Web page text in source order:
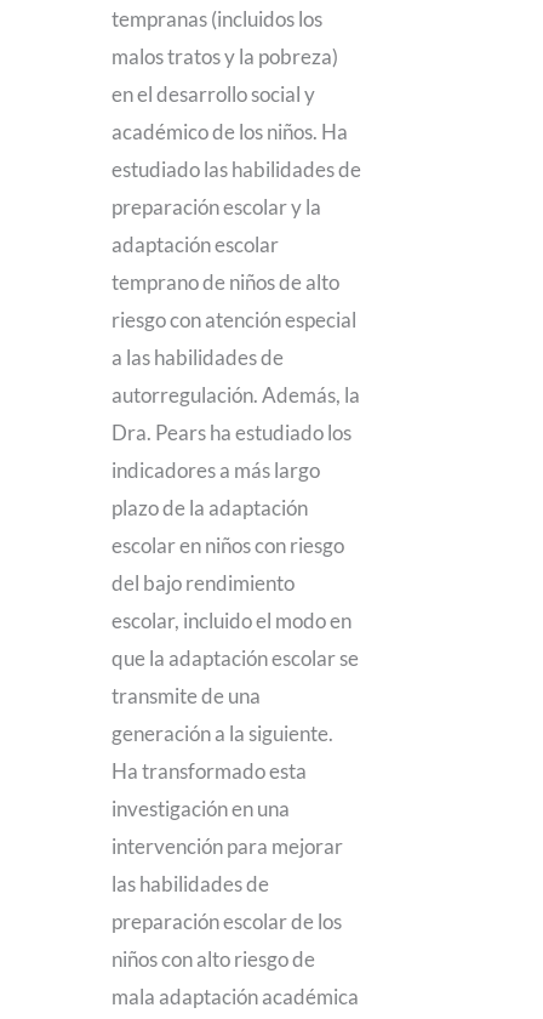
tempranas (incluidos los
malos tratos y la pobreza)
en el desarrollo social y
académico de los niños. Ha
estudiado las habilidades de
preparación escolar y la
adaptación escolar
temprano de niños de alto
riesgo con atención especial
a las habilidades de
autorregulación. Además, la
Dra. Pears ha estudiado los
indicadores a más largo
plazo de la adaptación
escolar en niños con riesgo
del bajo rendimiento
escolar, incluido el modo en
que la adaptación escolar se
transmite de una
generación a la siguiente.
Ha transformado esta
investigación en una
intervención para mejorar
las habilidades de
preparación escolar de los
niños con alto riesgo de
mala adaptación académica